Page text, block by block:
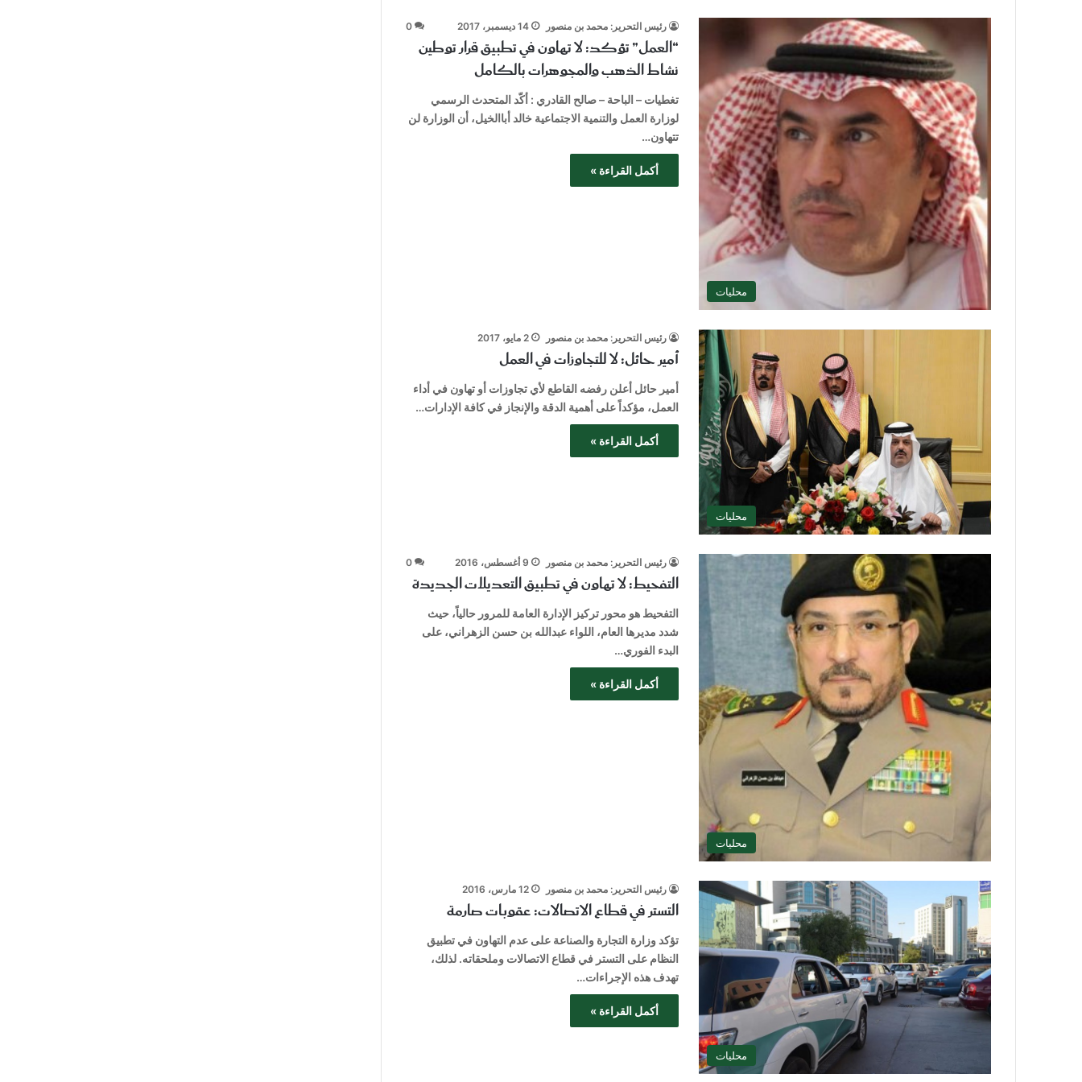
محليات
رئيس التحرير: محمد بن منصور 14 ديسمبر، 2017 0
“العمل” تؤكد: لا تهاون في تطبيق قرار توطين
نشاط الذهب والمجوهرات بالكامل
تغطيات – الباحة – صالح القادري : أكّد المتحدث الرسمي
لوزارة العمل والتنمية الاجتماعية خالد أباالخيل، أن الوزارة لن
تتهاون…
أكمل القراءة »
محليات
رئيس التحرير: محمد بن منصور 2 مايو، 2017
أمير حائل: لا للتجاوزات في العمل
أمير حائل أعلن رفضه القاطع لأي تجاوزات أو تهاون في أداء
العمل، مؤكداً على أهمية الدقة والإنجاز في كافة الإدارات…
أكمل القراءة »
محليات
رئيس التحرير: محمد بن منصور 9 أغسطس، 2016 0
التفحيط: لا تهاون في تطبيق التعديلات الجديدة
التفحيط هو محور تركيز الإدارة العامة للمرور حالياً، حيث
شدد مديرها العام، اللواء عبدالله بن حسن الزهراني، على
البدء الفوري…
أكمل القراءة »
محليات
رئيس التحرير: محمد بن منصور 12 مارس، 2016
التستر في قطاع الاتصالات: عقوبات صارمة
تؤكد وزارة التجارة والصناعة على عدم التهاون في تطبيق
النظام على التستر في قطاع الاتصالات وملحقاته. لذلك،
تهدف هذه الإجراءات…
أكمل القراءة »